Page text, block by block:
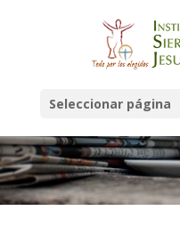
Seleccionar página